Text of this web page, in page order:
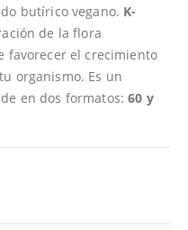
butírico vegano. K-
de la flora
favorecer el crecimiento
organismo. Es un
en dos formatos:60 y